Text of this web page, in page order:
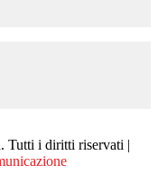
Tutti i diritti riservati |